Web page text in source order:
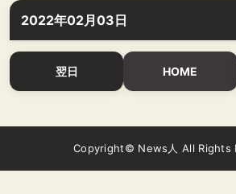
2022年02月03日
翌日 HOME
Copyright© News人 All Rights